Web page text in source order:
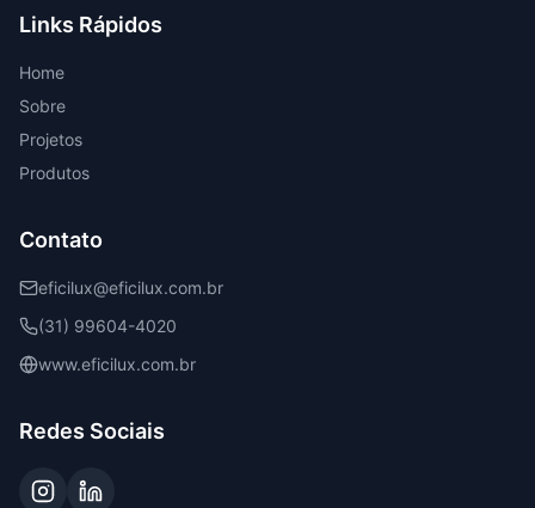
Links Rápidos
Home
Sobre
Projetos
Produtos
Contato
eficilux@eficilux.com.br
(31) 99604-4020
www.eficilux.com.br
Redes Sociais